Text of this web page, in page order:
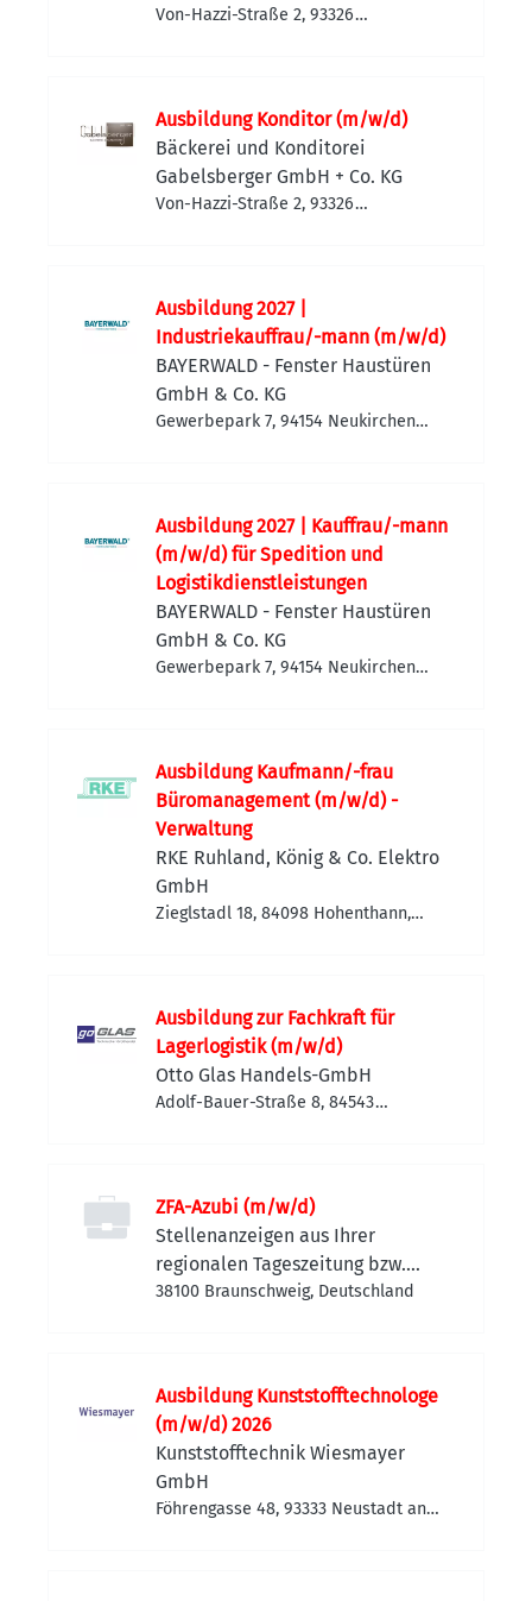
Von-Hazzi-Straße 2, 93326
Ausbildung Konditor (m/w/d)
Bäckerei und Konditorei
Gabelsberger GmbH + Co. KG
Von-Hazzi-Straße 2, 93326
Ausbildung 2027 |
Industriekauffrau/-mann (m/w/d)
BAYERWALD - Fenster Haustüren
GmbH & Co. KG
Gewerbepark 7, 94154 Neukirchen
Ausbildung 2027 | Kauffrau/-mann
(m/w/d) für Spedition und
Logistikdienstleistungen
BAYERWALD - Fenster Haustüren
GmbH & Co. KG
Gewerbepark 7, 94154 Neukirchen
Ausbildung Kaufmann/-frau
Büromanagement (m/w/d) -
Verwaltung
RKE Ruhland, König & Co. Elektro
GmbH
Zieglstadl 18, 84098 Hohenthann,
Ausbildung zur Fachkraft für
Lagerlogistik (m/w/d)
Otto Glas Handels-GmbH
Adolf-Bauer-Straße 8, 84543
ZFA-Azubi (m/w/d)
Stellenanzeigen aus Ihrer
regionalen Tageszeitung bzw.
Anzeigenzeitung
38100 Braunschweig, Deutschland
Ausbildung Kunststofftechnologe
(m/w/d) 2026
Kunststofftechnik Wiesmayer
GmbH
Föhrengasse 48, 93333 Neustadt an